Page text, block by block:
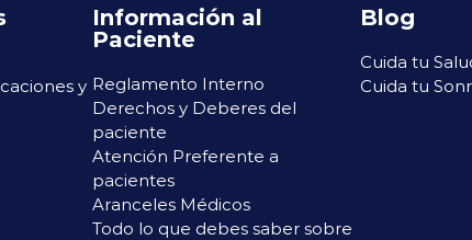
y
Información al
Paciente
Reglamento Interno
Derechos y Deberes del
paciente
Atención Preferente a
pacientes
Aranceles Médicos
Todo lo que debes saber sobre
Blog
Cuida tu
Cuida tu